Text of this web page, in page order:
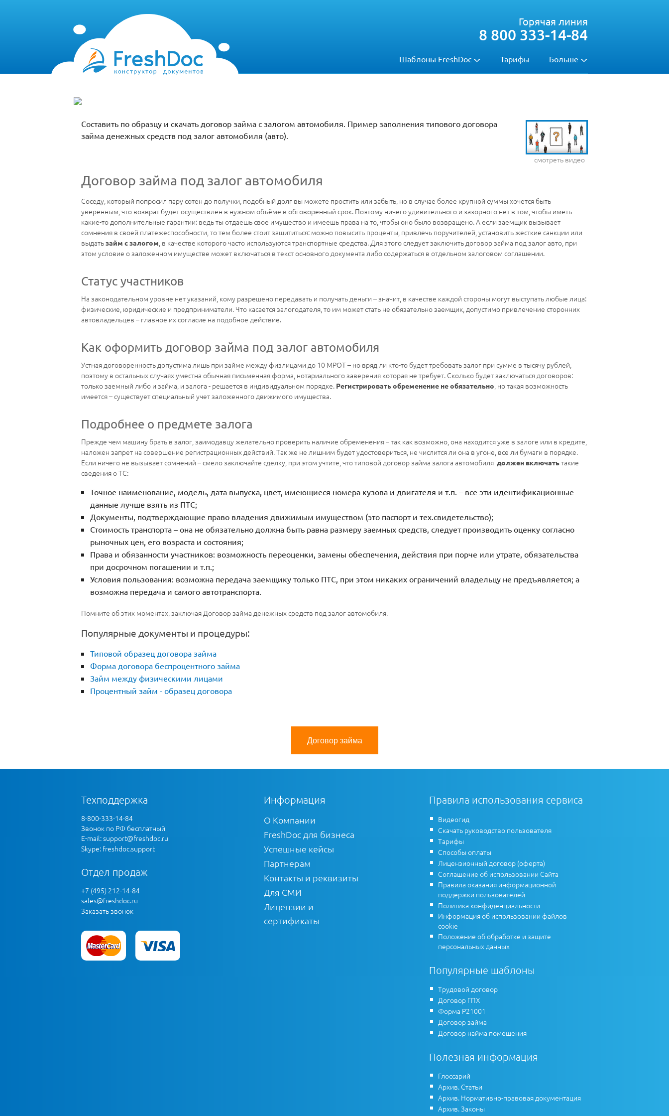
Шаблоны FreshDoc Тарифы Больше
Горячая линия
8 800 333-14-84
смотреть видео
Составить по образцу и скачать договор займа с залогом автомобиля. Пример заполнения типового договора
займа денежных средств под залог автомобиля (авто).
Договор займа под залог автомобиля
Соседу, который попросил пару сотен до получки, подобный долг вы можете простить или забыть, но в случае более крупной суммы хочется быть
уверенным, что возврат будет осуществлен в нужном объёме в обговоренный срок. Поэтому ничего удивительного и зазорного нет в том, чтобы иметь
какие-то дополнительные гарантии: ведь ты отдаешь свое имущество и имеешь права на то, чтобы оно было возвращено. А если заемщик вызывает
сомнения в своей платежеспособности, то тем более стоит защититься: можно повысить проценты, привлечь поручителей, установить жесткие санкции или
выдатьзайм с залогом, в качестве которого часто используются транспортные средства. Для этого следует заключить договор займа под залог авто, при
этом условие о заложенном имуществе может включаться в текст основного документа либо содержаться в отдельном залоговом соглашении.
Статус участников
На законодательном уровне нет указаний, кому разрешено передавать и получать деньги – значит, в качестве каждой стороны могут выступать любые лица:
физические, юридические и предприниматели. Что касается залогодателя, то им может стать не обязательно заемщик, допустимо привлечение сторонних
автовладельцев – главное их согласие на подобное действие.
Как оформить договор займа под залог автомобиля
Устная договоренность допустима лишь при займе между физлицами до 10 МРОТ – но вряд ли кто-то будет требовать залог при сумме в тысячу рублей,
поэтому в остальных случаях уместна обычная письменная форма, нотариального заверения которая не требует. Сколько будет заключаться договоров:
только заемный либо и займа, и залога - решается в индивидуальном порядке. Регистрировать обременение не обязательно, но такая возможность
имеется – существует специальный учет заложенного движимого имущества.
Подробнее о предмете залога
Прежде чем машину брать в залог, заимодавцу желательно проверить наличие обременения – так как возможно, она находится уже в залоге или в кредите,
наложен запрет на совершение регистрационных действий. Так же не лишним будет удостовериться, не числится ли она в угоне, все ли бумаги в порядке.
Если ничего не вызывает сомнений – смело заключайте сделку, при этом учтите, что типовой договор займа залога автомобиля должен включатьтакие
сведения о ТС:
Точное наименование, модель, дата выпуска, цвет, имеющиеся номера кузова и двигателя и т.п. – все эти идентификационные
данные лучше взять из ПТС;
Документы, подтверждающие право владения движимым имуществом (это паспорт и тех.свидетельство);
Стоимость транспорта – она не обязательно должна быть равна размеру заемных средств, следует производить оценку согласно
рыночных цен, его возраста и состояния;
Права и обязанности участников: возможность переоценки, замены обеспечения, действия при порче или утрате, обязательства
при досрочном погашении и т.п.;
Условия пользования: возможна передача заемщику только ПТС, при этом никаких ограничений владельцу не предъявляется; а
возможна передача и самого автотранспорта.
Помните об этих моментах, заключая Договор займа денежных средств под залог автомобиля.
Популярные документы и процедуры:
Типовой образец договора займа
Форма договора беспроцентного займа
Займ между физическими лицами
Процентный займ - образец договора
Договор займа
Техподдержка
8-800-333-14-84
Звонок по РФ бесплатный
E-mail:support@freshdoc.ru
Skype: freshdoc.support
Отдел продаж
+7 (495) 212-14-84
sales@freshdoc.ru
Заказать звонок
Информация
О Компании
FreshDoc для бизнеса
Успешные кейсы
Партнерам
Контакты и реквизиты
Для СМИ
Лицензии и
сертификаты
Правила использования сервиса
Видеогид
Скачать руководство пользователя
Тарифы
Способы оплаты
Лицензионный договор (оферта)
Соглашение об использовании Сайта
Правила оказания информационной
поддержки пользователей
Политика конфиденциальности
Информация об использовании файлов
cookie
Положение об обработке и защите
персональных данных
Популярные шаблоны
Трудовой договор
Договор ГПХ
Форма Р21001
Договор займа
Договор найма помещения
Полезная информация
Глоссарий
Архив. Статьи
Архив. Нормативно-правовая документация
Архив. Законы